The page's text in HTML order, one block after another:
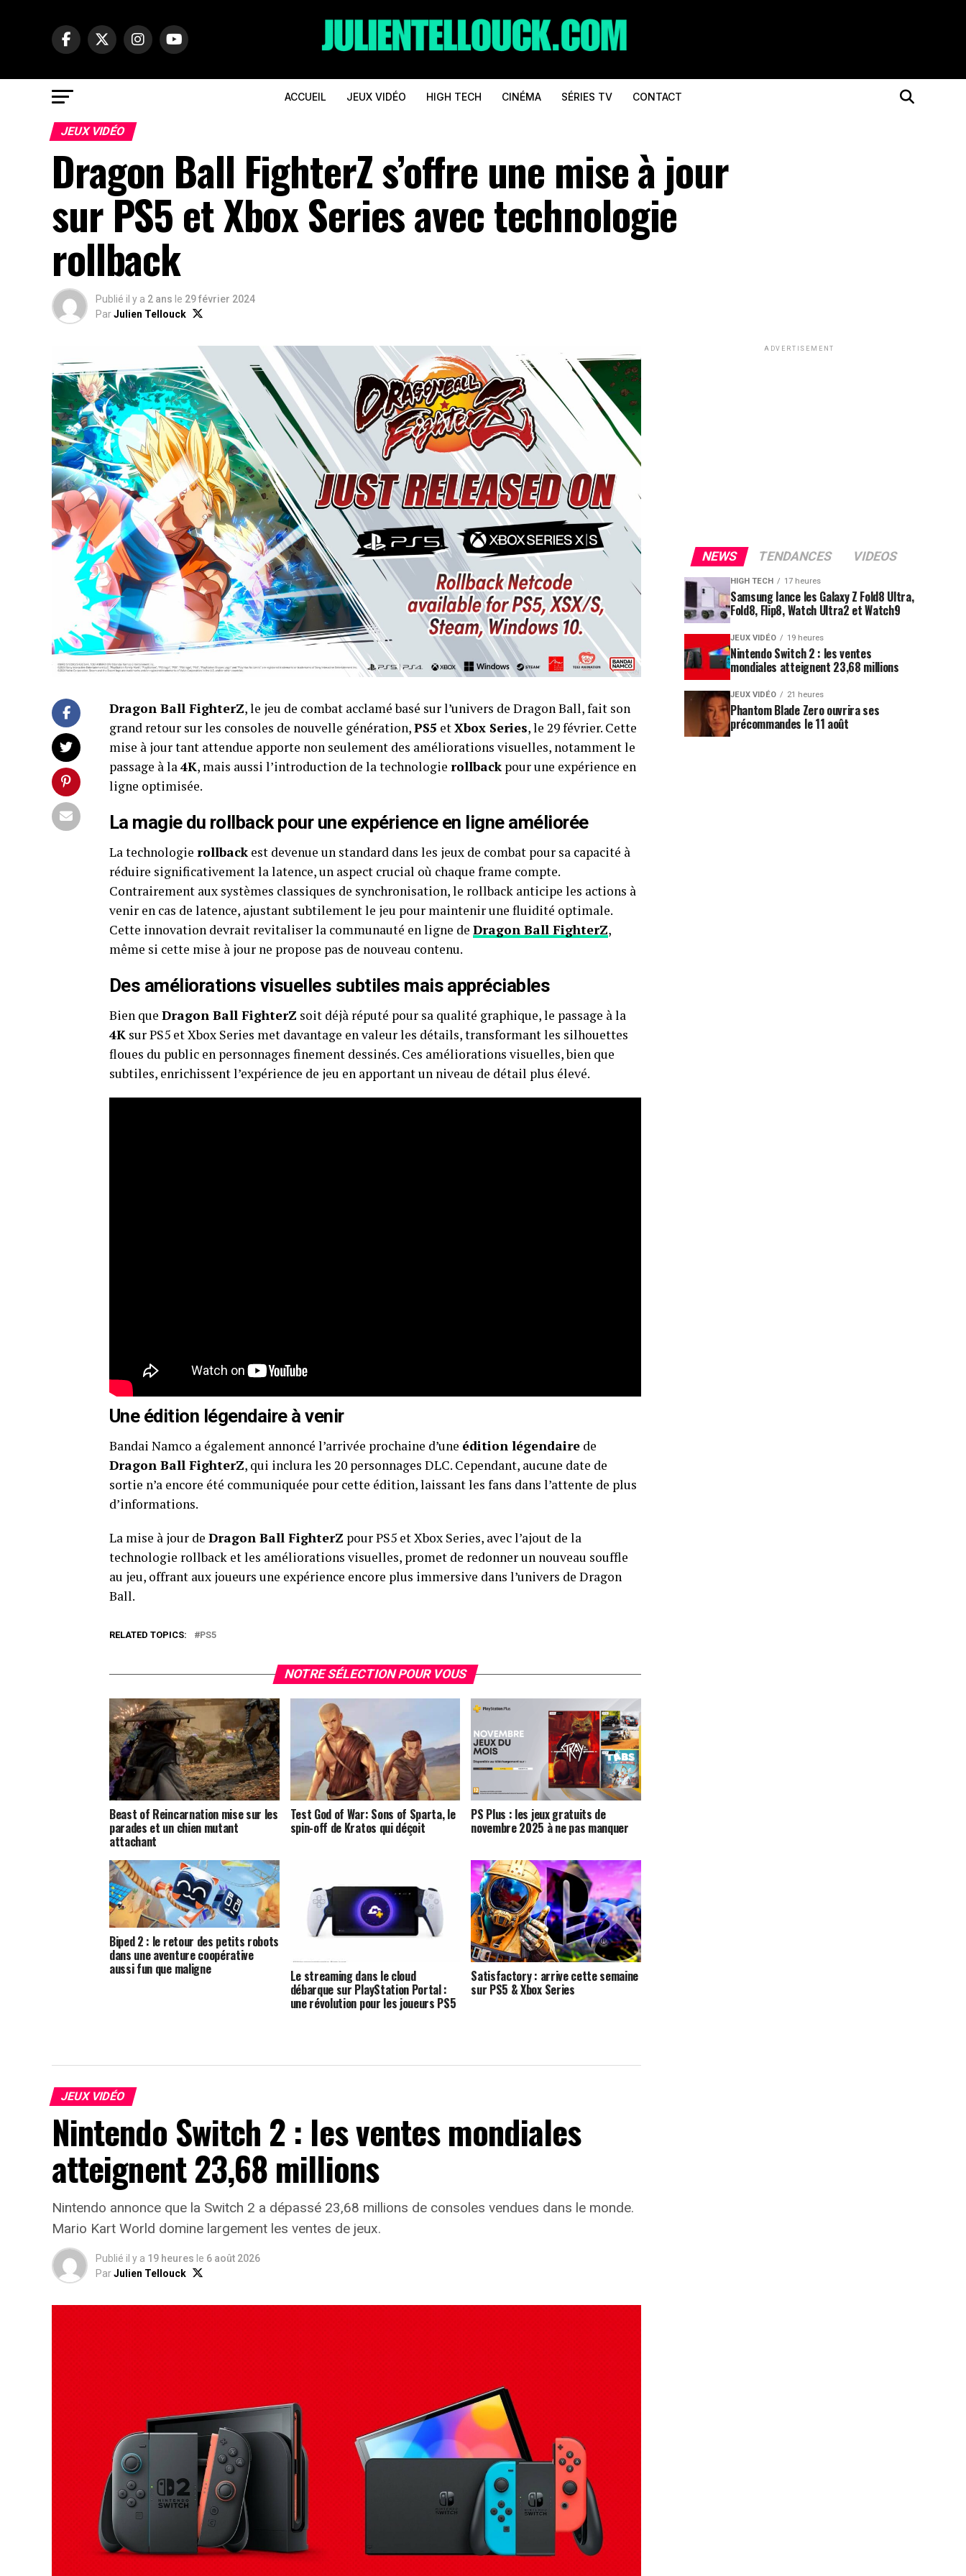
ACCUEIL JEUX VIDÉO HIGH TECH CINÉMA SÉRIES TV CONTACT
JEUX VIDÉO
Dragon Ball FighterZ s’offre une mise à jour
sur PS5 et Xbox Series avec technologie
rollback
Publié il y a 2 ans le 29 février 2024
ParJulien Tellouck
Dragon Ball FighterZ, le jeu de combat acclamé basé sur l’univers de Dragon Ball, fait son
grand retour sur les consoles de nouvelle génération,PS5 etXbox Series, le 29 février. Cette
mise à jour tant attendue apporte non seulement des améliorations visuelles, notamment le
passage à la4K, mais aussi l’introduction de la technologie rollback pour une expérience en
ligne optimisée.
La magie du rollback pour une expérience en ligne améliorée
La technologie rollback est devenue un standard dans les jeux de combat pour sa capacité à
réduire significativement la latence, un aspect crucial où chaque frame compte.
Contrairement aux systèmes classiques de synchronisation, le rollback anticipe les actions à
venir en cas de latence, ajustant subtilement le jeu pour maintenir une fluidité optimale.
Cette innovation devrait revitaliser la communauté en ligne de Dragon Ball FighterZ,
même si cette mise à jour ne propose pas de nouveau contenu.
Des améliorations visuelles subtiles mais appréciables
Bien que Dragon Ball FighterZ soit déjà réputé pour sa qualité graphique, le passage à la
4K sur PS5 et Xbox Series met davantage en valeur les détails, transformant les silhouettes
floues du public en personnages finement dessinés. Ces améliorations visuelles, bien que
subtiles, enrichissent l’expérience de jeu en apportant un niveau de détail plus élevé.
Une édition légendaire à venir
Bandai Namco a également annoncé l’arrivée prochaine d’une édition légendaire de
Dragon Ball FighterZ, qui inclura les 20 personnages DLC. Cependant, aucune date de
sortie n’a encore été communiquée pour cette édition, laissant les fans dans l’attente de plus
d’informations.
La mise à jour de Dragon Ball FighterZ pour PS5 et Xbox Series, avec l’ajout de la
technologie rollback et les améliorations visuelles, promet de redonner un nouveau souffle
au jeu, offrant aux joueurs une expérience encore plus immersive dans l’univers de Dragon
Ball.
RELATED TOPICS: PS5
NOTRE SÉLECTION POUR VOUS
Beast of Reincarnation mise sur les
parades et un chien mutant
attachant
Test God of War: Sons of Sparta, le
spin-off de Kratos qui déçoit
PS Plus : les jeux gratuits de
novembre 2025 à ne pas manquer
Biped 2 : le retour des petits robots
dans une aventure coopérative
aussi fun que maligne Le streaming dans le cloud
débarque sur PlayStation Portal :
une révolution pour les joueurs PS5
Satisfactory : arrive cette semaine
sur PS5 & Xbox Series
JEUX VIDÉO
Nintendo Switch 2 : les ventes mondiales
atteignent 23,68 millions
Nintendo annonce que la Switch 2 a dépassé 23,68 millions de consoles vendues dans le monde.
Mario Kart World domine largement les ventes de jeux.
Publié il y a 19 heures le 6 août 2026
ParJulien Tellouck
ADVERTISEMENT
NEWS TENDANCES VIDEOS
HIGH TECH 17 heures
Samsung lance les Galaxy Z Fold8 Ultra,
Fold8, Flip8, Watch Ultra2 et Watch9
JEUX VIDÉO 19 heures
Nintendo Switch 2 : les ventes
mondiales atteignent 23,68 millions
JEUX VIDÉO 21 heures
Phantom Blade Zero ouvrira ses
précommandes le 11 août